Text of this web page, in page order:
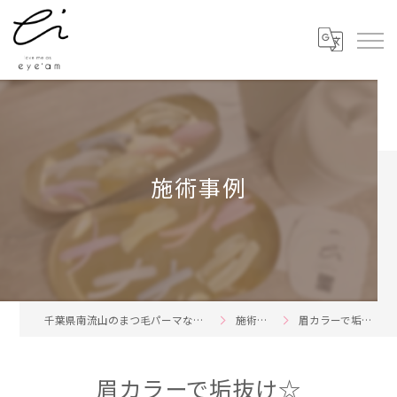
施術事例
千葉県南流山のまつ毛パーマならeye'am 施術事例 眉カラーで垢抜け☆
眉カラーで垢抜け☆